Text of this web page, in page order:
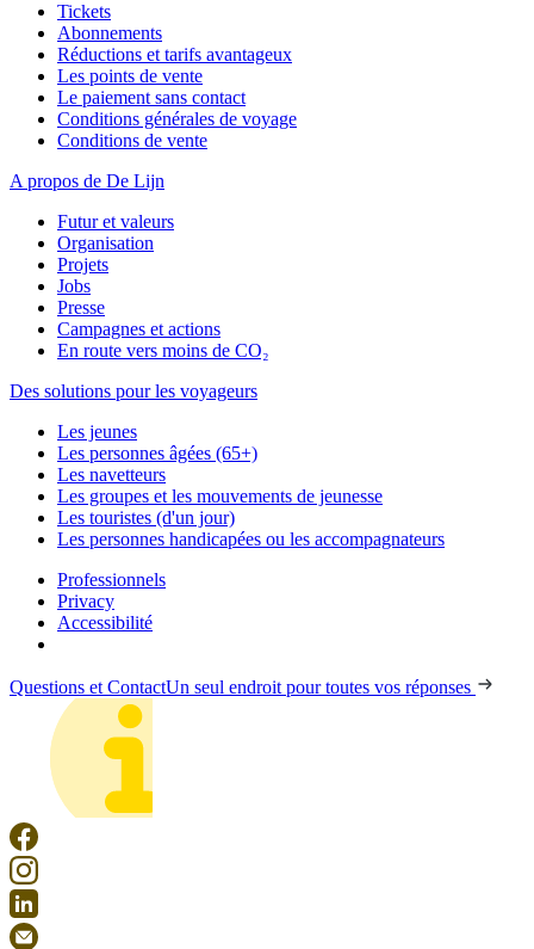
Tickets
Abonnements
Réductions et tarifs avantageux
Les points de vente
Le paiement sans contact
Conditions générales de voyage
Conditions de vente
A propos de De Lijn
Futur et valeurs
Organisation
Projets
Jobs
Presse
Campagnes et actions
En route vers moins de CO₂
Des solutions pour les voyageurs
Les jeunes
Les personnes âgées (65+)
Les navetteurs
Les groupes et les mouvements de jeunesse
Les touristes (d'un jour)
Les personnes handicapées ou les accompagnateurs
Professionnels
Privacy
Accessibilité
Questions et ContactUn seul endroit pour toutes vos réponses